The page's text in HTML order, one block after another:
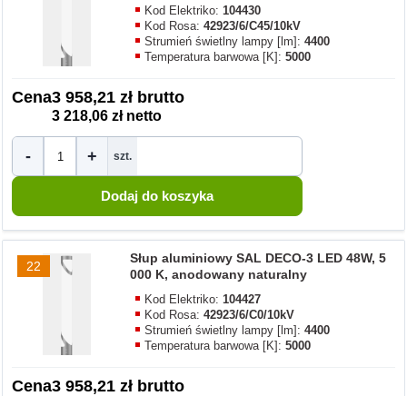
Kod Elektriko:104430
Kod Rosa:42923/6/C45/10kV
Strumień świetlny lampy [lm]:4400
Temperatura barwowa [K]:5000
Cena3 958,21 zł brutto
3 218,06 zł netto
- + szt.
22
Słup aluminiowy SAL DECO-3 LED 48W, 5
000 K, anodowany naturalny
Kod Elektriko:104427
Kod Rosa:42923/6/C0/10kV
Strumień świetlny lampy [lm]:4400
Temperatura barwowa [K]:5000
Cena3 958,21 zł brutto